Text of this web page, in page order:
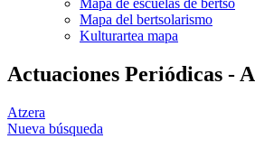
Mapa del bertsolarismo
Kulturartea mapa
Actuaciones Periódicas -
Atzera
Nueva búsqueda